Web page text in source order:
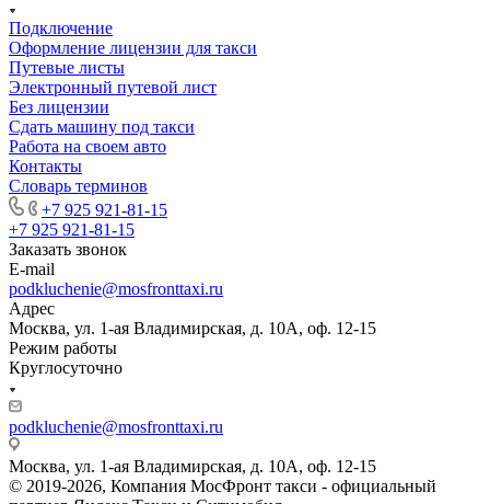
Подключение
Оформление лицензии для такси
Путевые листы
Электронный путевой лист
Без лицензии
Сдать машину под такси
Работа на своем авто
Контакты
Словарь терминов
+7 925 921-81-15
+7 925 921-81-15
Заказать звонок
E-mail
podkluchenie@mosfronttaxi.ru
Адрес
Москва, ул. 1-ая Владимирская, д. 10А, оф. 12-15
Режим работы
Круглосуточно
podkluchenie@mosfronttaxi.ru
Москва, ул. 1-ая Владимирская, д. 10А, оф. 12-15
© 2019-2026, Компания МосФронт такси - официальный